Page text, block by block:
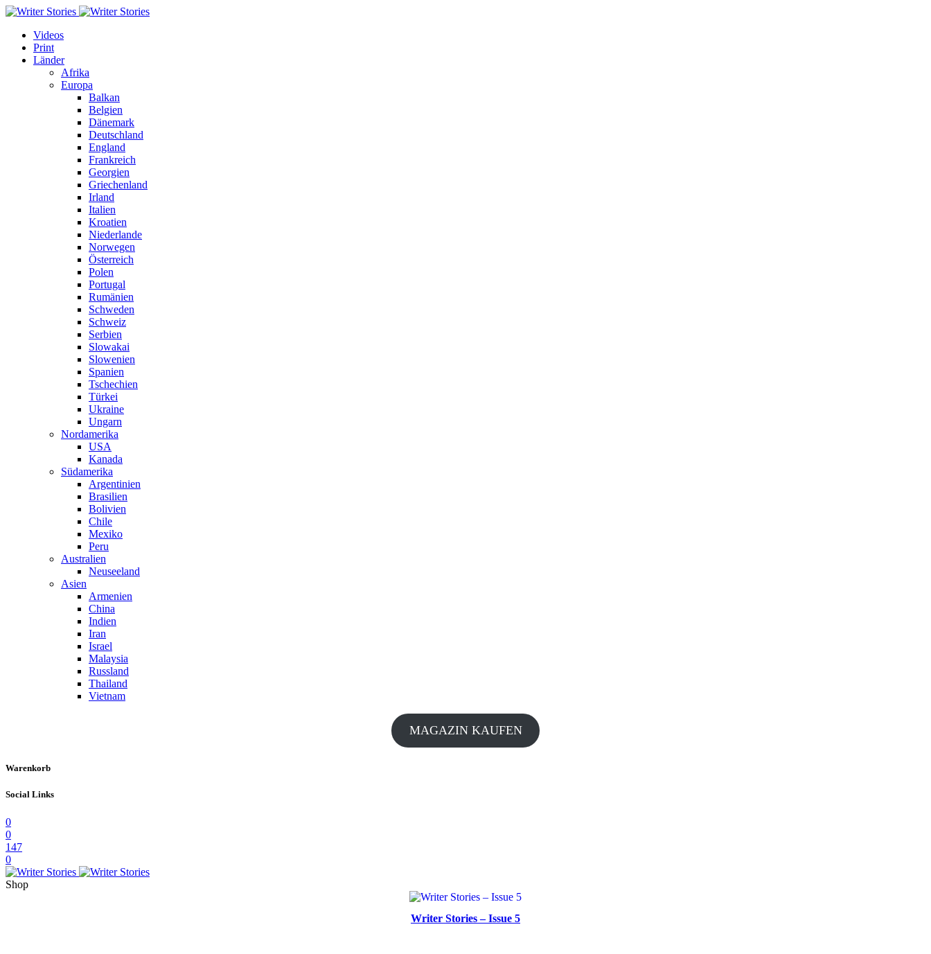
Videos
Print
Länder
Afrika
Europa
Balkan
Belgien
Dänemark
Deutschland
England
Frankreich
Georgien
Griechenland
Irland
Italien
Kroatien
Niederlande
Norwegen
Österreich
Polen
Portugal
Rumänien
Schweden
Schweiz
Serbien
Slowakai
Slowenien
Spanien
Tschechien
Türkei
Ukraine
Ungarn
Nordamerika
USA
Kanada
Südamerika
Argentinien
Brasilien
Bolivien
Chile
Mexiko
Peru
Australien
Neuseeland
Asien
Armenien
China
Indien
Iran
Israel
Malaysia
Russland
Thailand
Vietnam
MAGAZIN KAUFEN
Warenkorb
Social Links
0
0
147
0
Shop
Writer Stories – Issue 5